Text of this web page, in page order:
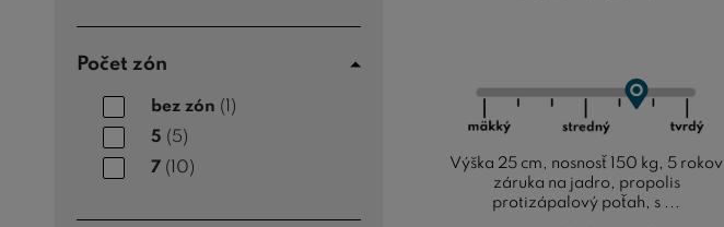
Počet zón
bez zón (1)
5 (5)
7 (10)
Výška 25 cm, nosnosť 150 kg, 5 rokov
záruka na jadro, propolis
protizápalový poťah, s ...